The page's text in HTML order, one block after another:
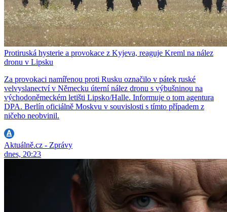
Protiruská hysterie a provokace z Kyjeva, reaguje Kreml na nález
dronu v Lipsku
Za provokaci namířenou proti Rusku označilo v pátek ruské
velvyslanectví v Německu úterní nález dronu s výbušninou na
východoněmeckém letišti Lipsko/Halle. Informuje o tom agentura
DPA. Berlín oficiálně Moskvu v souvislosti s tímto případem z
ničeho neobvinil.
Aktuálně.cz - Zprávy
dnes, 20:23